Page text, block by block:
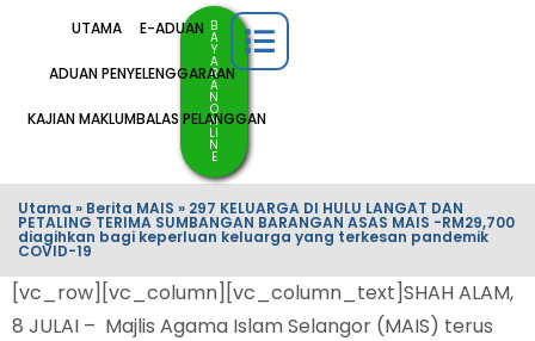
UTAMA E-ADUAN
ADUAN PENYELENGGARAAN
KAJIAN MAKLUMBALAS PELANGGAN
B
A
Y
A
R
A
N
O
N
LI
N
E
Utama » Berita MAIS » 297 KELUARGA DI HULU LANGAT DAN
PETALING TERIMA SUMBANGAN BARANGAN ASAS MAIS -RM29,700
diagihkan bagi keperluan keluarga yang terkesan pandemik
COVID-19
[vc_row][vc_column][vc_column_text]SHAH ALAM,
8 JULAI – Majlis Agama Islam Selangor (MAIS) terus